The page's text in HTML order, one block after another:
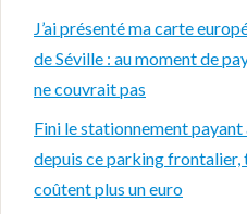
J’ai présenté ma carte
de Séville : au moment de
ne couvrait pas
Fini le stationnement
depuis ce parking frontalier,
coûtent plus un euro